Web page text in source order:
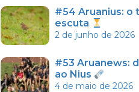
#54 Aruanius: o
escuta
2 de junho de 2026
#53 Aruanews:
ao Nius
4 de maio de 2026